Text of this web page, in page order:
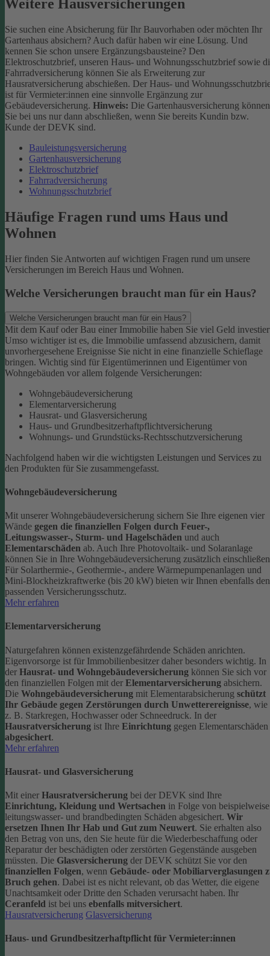
Weitere Hausversicherungen
Sie suchen eine Absicherung für Ihr Bauvorhaben oder möchten Ihr
Gartenhaus absichern? Auch dafür haben wir eine Lösung. Und
kennen Sie schon unsere Ergänzungsbausteine? Den
Elektroschutzbrief, unseren Haus- und Wohnungsschutzbrief sowie
Fahrradversicherung können Sie als Erweiterung zur
Hausratversicherung abschießen. Der Haus- und
ist für Vermieter:innen eine sinnvolle Ergänzung zur
Gebäudeversicherung. Hinweis: Die Gartenhausversicherung können
Sie bei uns nur dann abschließen, wenn Sie bereits Kundin bzw.
Kunde der DEVK sind.
Bauleistungsversicherung
Gartenhausversicherung
Elektroschutzbrief
Fahrradversicherung
Wohnungsschutzbrief
Häufige Fragen rund ums Haus und
Wohnen
Hier finden Sie Antworten auf wichtigen Fragen rund um unsere
Versicherungen im Bereich Haus und Wohnen.
Welche Versicherungen braucht man für ein Haus?
Welche Versicherungen braucht man für ein Haus?
Mit dem Kauf oder Bau einer Immobilie haben Sie viel Geld
Umso wichtiger ist es, die Immobilie umfassend abzusichern, damit
unvorhergesehene Ereignisse Sie nicht in eine finanzielle Schieflage
bringen. Wichtig sind für Eigentümerinnen und Eigentümer von
Wohngebäuden vor allem folgende Versicherungen:
Wohngebäudeversicherung
Elementarversicherung
Hausrat- und Glasversicherung
Haus- und Grundbesitzerhaftpflichtversicherung
Wohnungs- und Grundstücks-Rechtsschutzversicherung
Nachfolgend haben wir die wichtigsten Leistungen und Services zu
den Produkten für Sie zusammengefasst.
Wohngebäudeversicherung
Mit unserer Wohngebäudeversicherung sichern Sie Ihre eigenen vier
Wände gegen die finanziellen Folgen durch Feuer-,
Leitungswasser-, Sturm- und Hagelschäden und auch
Elementarschäden ab. Auch Ihre Photovoltaik- und Solaranlage
können Sie in Ihre Wohngebäudeversicherung zusätzlich
Für Solarthermie-, Geothermie-, andere Wärmepumpenanlagen und
Mini-Blockheizkraftwerke (bis 20 kW) bieten wir Ihnen ebenfalls den
passenden Versicherungsschutz.
Mehr erfahren
Elementarversicherung
Naturgefahren können existenzgefährdende Schäden anrichten.
Eigenvorsorge ist für Immobilienbesitzer daher besonders wichtig. In
der Hausrat- und Wohngebäudeversicherung können Sie sich vor
den finanziellen Folgen mit der Elementarversicherung absichern.
Die Wohngebäudeversicherung mit Elementarabsicherung schützt
Ihr Gebäude gegen Zerstörungen durch Unwetterereignisse, wie
z. B. Starkregen, Hochwasser oder Schneedruck. In der
Hausratversicherung ist Ihre Einrichtung gegen Elementarschäden
abgesichert.
Mehr erfahren
Hausrat- und Glasversicherung
Mit einer Hausratversicherung bei der DEVK sind Ihre
Einrichtung, Kleidung und Wertsachen in Folge von beispielweise
leitungswasser- und brandbedingten Schäden abgesichert. Wir
ersetzen Ihnen Ihr Hab und Gut zum Neuwert. Sie erhalten also
den Betrag von uns, den Sie heute für die Wiederbeschaffung oder
Reparatur der beschädigten oder zerstörten Gegenstände ausgeben
müssten. Die Glasversicherung der DEVK schützt Sie vor den
finanziellen Folgen, wenn Gebäude- oder Mobiliarverglasungen
Bruch gehen. Dabei ist es nicht relevant, ob das Wetter, die eigene
Unachtsamkeit oder Dritte den Schaden verursacht haben. Ihr
Ceranfeld ist bei uns ebenfalls mitversichert.
Hausratversicherung Glasversicherung
Haus- und Grundbesitzerhaftpflicht für Vermieter:innen